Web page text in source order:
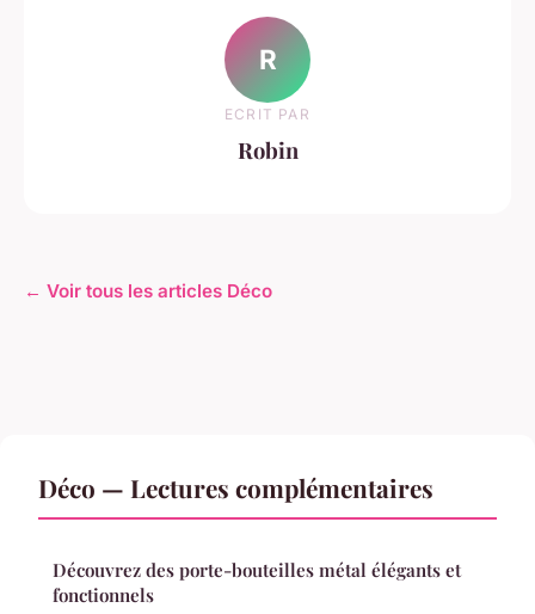
R
ECRIT PAR
Robin
← Voir tous les articles Déco
Déco — Lectures complémentaires
Découvrez des porte-bouteilles métal élégants et
fonctionnels